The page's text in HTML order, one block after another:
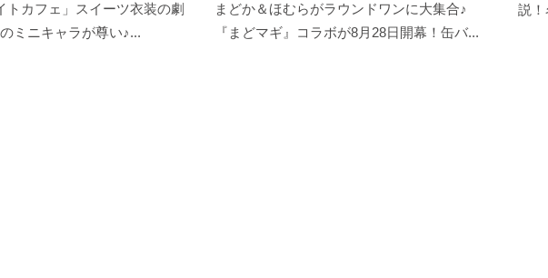
トカフェ」スイーツ衣装の劇
ミニキャラが尊い♪...
まどか＆ほむらがラウンドワンに大集合♪
『まどマギ』コラボが8月28日開幕！缶バ...
説！